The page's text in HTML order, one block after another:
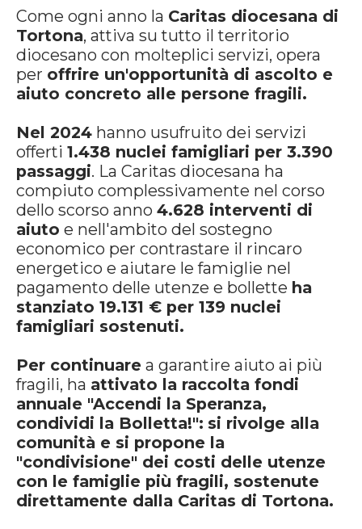
Come ogni anno la Caritas diocesana di
Tortona, attiva su tutto il territorio
diocesano con molteplici servizi, opera
per offrire un'opportunità di ascolto e
aiuto concreto alle persone fragili.
Nel 2024 hanno usufruito dei servizi
offerti 1.438 nuclei famigliari per 3.390
passaggi. La Caritas diocesana ha
compiuto complessivamente nel corso
dello scorso anno 4.628 interventi di
aiuto e nell'ambito del sostegno
economico per contrastare il rincaro
energetico e aiutare le famiglie nel
pagamento delle utenze e bollette ha
stanziato 19.131 € per 139 nuclei
famigliari sostenuti.
Per continuare a garantire aiuto ai più
fragili, ha attivato la raccolta fondi
annuale "Accendi la Speranza,
condividi la Bolletta!": si rivolge alla
comunità e si propone la
"condivisione" dei costi delle utenze
con le famiglie più fragili, sostenute
direttamente dalla Caritas di Tortona.